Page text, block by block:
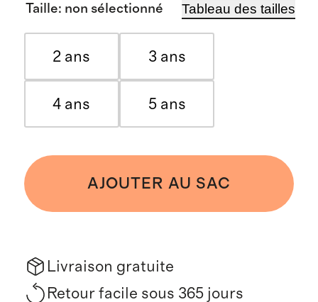
Taille: non sélectionné Tableau des tailles
2 ans 3 ans
4 ans 5 ans
AJOUTER AU SAC
Livraison gratuite
Retour facile sous 365 jours